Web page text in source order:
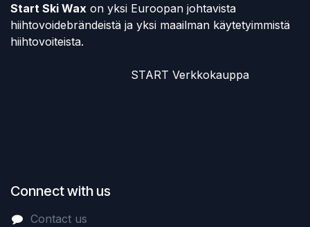
Start Ski Wax on yksi Euroopan johtavista
hiihtovoidebrändeistä ja yksi maailman käytetyimmistä
hiihtovoiteista.
​START Verkkokauppa
Connect with us
Contact us